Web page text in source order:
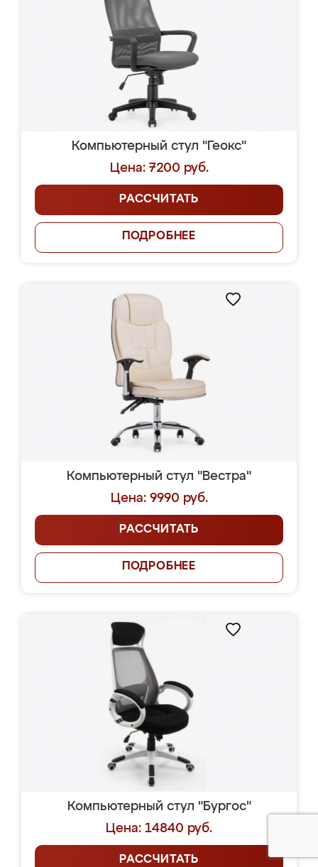
Компьютерный стул "Геокс"
Цена: 7200 руб.
РАССЧИТАТЬ
ПОДРОБНЕЕ
Компьютерный стул "Вестра"
Цена: 9990 руб.
РАССЧИТАТЬ
ПОДРОБНЕЕ
Компьютерный стул "Бургос"
Цена: 14840 руб.
РАССЧИТАТЬ